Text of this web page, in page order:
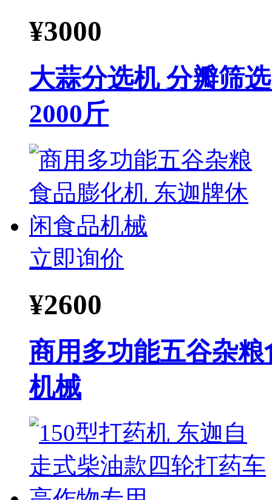
¥3000
大蒜分选机 分瓣筛
2000斤
立即询价
¥2600
商用多功能五谷杂
机械